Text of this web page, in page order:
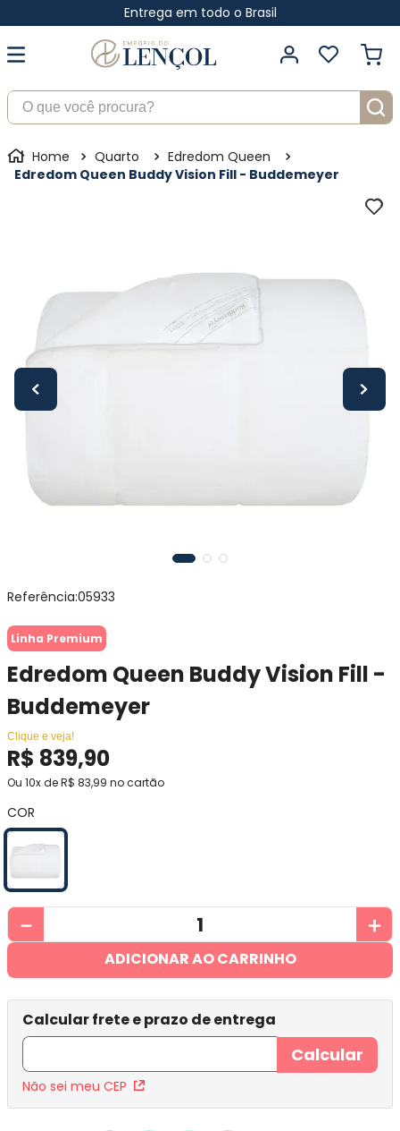
Entrega em todo o Brasil
O que você procura?
Quarto
Edredom Queen
Edredom Queen Buddy Vision Fill - Buddemeyer
Referência:05933
Linha Premium
Edredom Queen Buddy Vision Fill -
Buddemeyer
Clique e veja!
R$ 839,90
Ou 10x deR$ 83,99 no cartão
COR
＋
－
ADICIONAR AO CARRINHO
Não sei meu CEP